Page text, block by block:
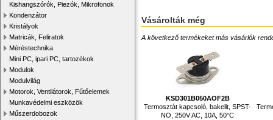
Kishangszórók, Piezók, Mikrofonok
Kondenzátor
Kristályok
Matricák, Feliratok
Méréstechnika
Mini PC, ipari PC, tartozékok
Modulok
Modulvilág
Motorok, Ventilátorok, Fűtőelemek
Munkavédelmi eszközök
Műszerdobozok
Vásárolták még
A következő termékeket más vásárlók
KSD301B050AOF2B
Termosztát kapcsoló, bakelit, SPST-
NO, 250V AC, 10A, 50°C